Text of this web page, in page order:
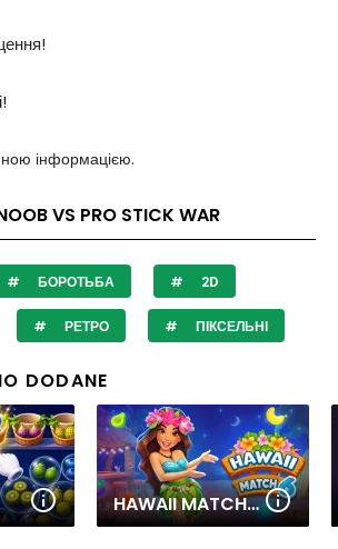
інформацією.
VS PRO STICK WAR
БОРОТЬБА 2D
РЕТРО ПІКСЕЛЬНІ
DODANE
HAWAII MATCH 6